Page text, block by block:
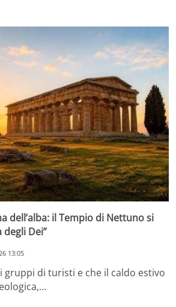
dell’alba: il Tempio di Nettuno si
degli Dei”
13:05
gruppi di turisti e che il caldo estivo